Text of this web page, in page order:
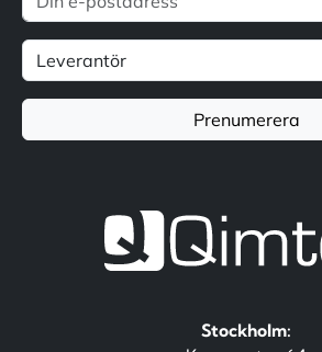
Prenumerera
Stockholm: